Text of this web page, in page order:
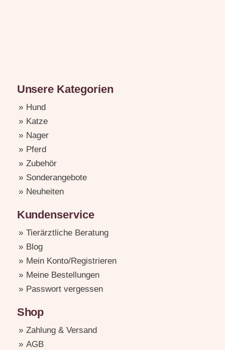
Unsere Kategorien
Hund
Katze
Nager
Pferd
Zubehör
Sonderangebote
Neuheiten
Kundenservice
Tierärztliche Beratung
Blog
Mein Konto/Registrieren
Meine Bestellungen
Passwort vergessen
Shop
Zahlung & Versand
AGB